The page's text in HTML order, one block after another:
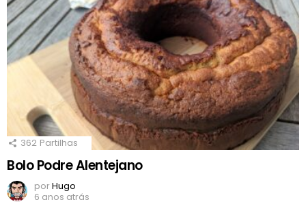
362 Partilhas
Bolo Podre Alentejano
porHugo
6 anos atrás